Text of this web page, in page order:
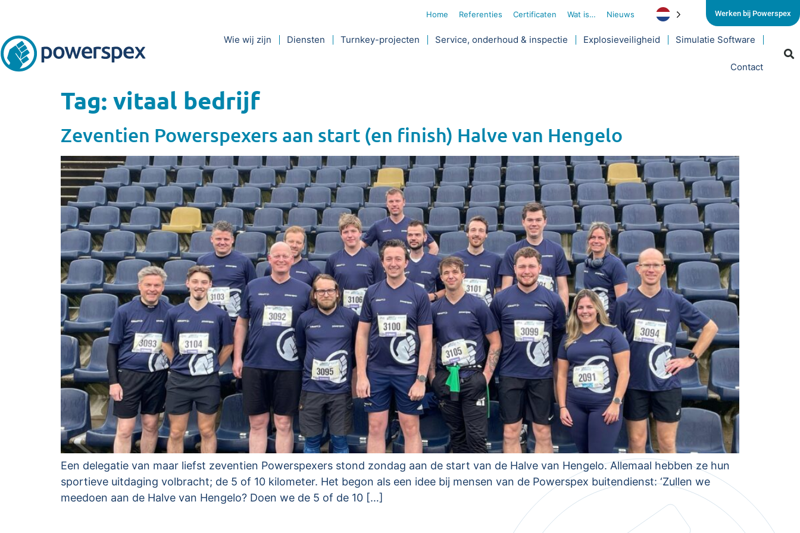
Home Referenties Certificaten Wat is… Nieuws Werken bij Powerspex
Wie wij zijn Diensten Turnkey-projecten Service, onderhoud & inspectie Explosieveiligheid Simulatie Software
Contact
Tag: vitaal bedrijf
Zeventien Powerspexers aan start (en finish) Halve van Hengelo
Een delegatie van maar liefst zeventien Powerspexers stond zondag aan de start van de Halve van Hengelo. Allemaal hebben ze hun
sportieve uitdaging volbracht; de 5 of 10 kilometer. Het begon als een idee bij mensen van de Powerspex buitendienst: ‘Zullen we
meedoen aan de Halve van Hengelo? Doen we de 5 of de 10 […]